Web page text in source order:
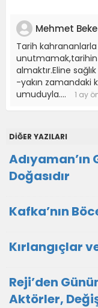
Mehmet Beke
Tarih
unutmamak,tarihin
almaktır.Eline
-yakın zamandaki
umuduyla....
1 ay
DİĞER YAZILARI
Doğasıdır
Kafka’nın
Kırlangıçlar
Reji’den
Aktörler,